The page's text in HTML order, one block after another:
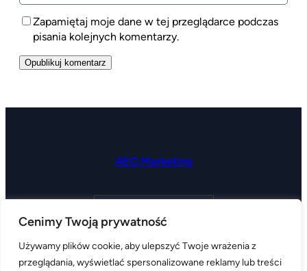
Cenimy Twoją prywatność
Używamy plików cookie, aby ulepszyć Twoje wrażenia z
przeglądania, wyświetlać spersonalizowane reklamy lub treści
Zapamiętaj moje dane w tej przeglądarce podczas
pisania kolejnych komentarzy.
AEO Marketing
kontakt@aeomarketing.pl